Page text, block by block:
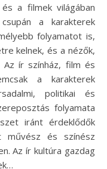
a filmek világában
a karakterek
folyamatot is,
kelnek, és a nézők,
Az ír színház, film és
a karakterek
politikai és
folyamata
iránt érdeklődők
művész és színész
Az ír kultúra gazdag